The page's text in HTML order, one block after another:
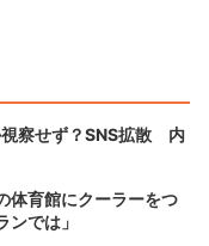
視察せず？SNS拡散 内
体育館にクーラーをつ
では」